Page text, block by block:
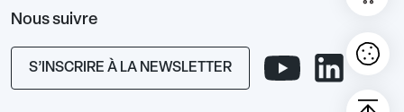
Nous suivre
S’INSCRIRE À LA NEWSLETTER